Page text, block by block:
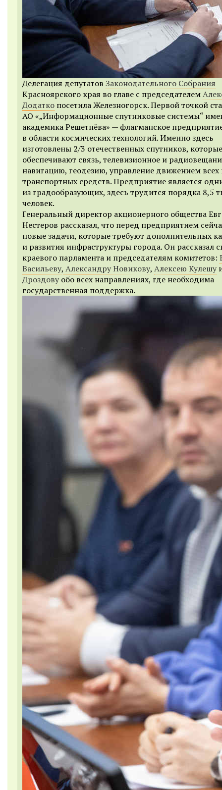
Делегация депутатов Законодательного Собрания
Красноярского края во главе с председателем
Додатко посетила Железногорск. Первой точкой
АО «„Информационные спутниковые системы“
академика Решетнёва» — флагманское
в области космических технологий. Именно здесь
изготовлены 2/3 отечественных спутников, которые
обеспечивают связь, телевизионное и
навигацию, геодезию, управление движением всех
транспортных средств. Предприятие является
из градообразующих, здесь трудится порядка 8,5
человек.
Генеральный директор акционерного общества
Нестеров рассказал, что перед предприятием
новые задачи, которые требуют дополнительных
и развития инфраструктуры города. Он рассказал
краевого парламента и председателям комитетов:
Васильеву, Александру Новикову, Алексею Кулешу
Дроздову обо всех направлениях, где необходима
государственная поддержка.